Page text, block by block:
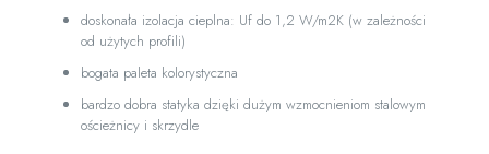
doskonała izolacja cieplna: Uf do 1,2 W/m2K (w zależności
od użytych profili)
bogata paleta kolorystyczna
bardzo dobra statyka dzięki dużym wzmocnieniom stalowym
ościeżnicy i skrzydle